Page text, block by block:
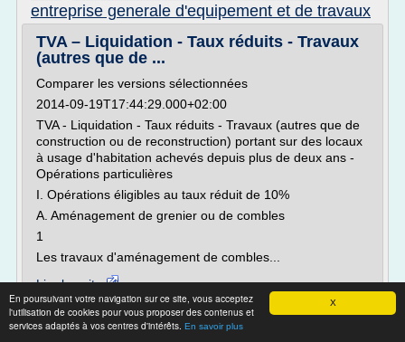
X
En poursuivant votre navigation sur ce site, vous acceptez
l'utilisation de cookies pour vous proposer des contenus et
services adaptés à vos centres d'intérêts. En savoir plus
entreprise generale d'equipement et de travaux
TVA – Liquidation - Taux réduits - Travaux
(autres que de ...
Comparer les versions sélectionnées
2014-09-19T17:44:29.000+02:00
TVA - Liquidation - Taux réduits - Travaux (autres que de
construction ou de reconstruction) portant sur des locaux
à usage d'habitation achevés depuis plus de deux ans -
Opérations particulières
I. Opérations éligibles au taux réduit de 10%
A. Aménagement de grenier ou de combles
1
Les travaux d'aménagement de combles...
Lire la suite
Site :http://bofip.impots.gouv.fr